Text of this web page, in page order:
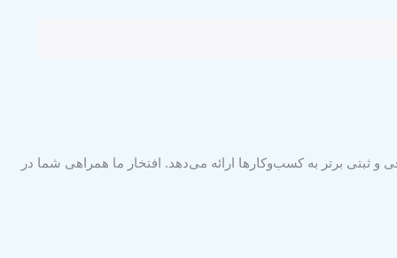
ثبتی برتر به کسب‌وکارها ارائه می‌دهد. افتخار ما همراهی شما در